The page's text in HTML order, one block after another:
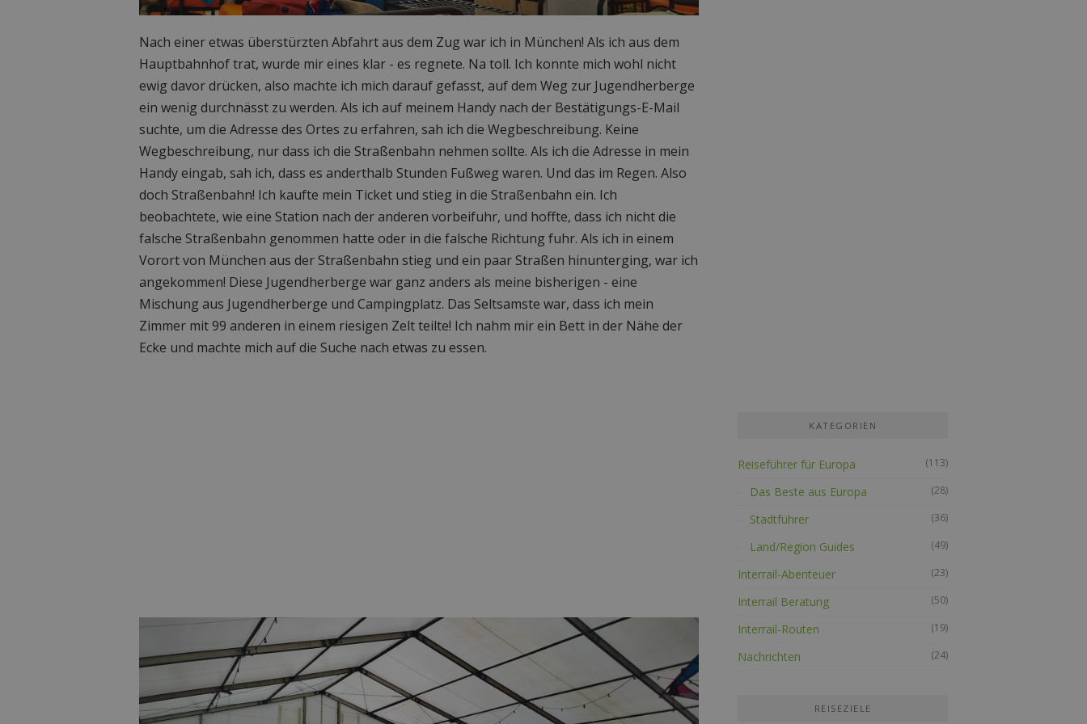
Nach einer etwas überstürzten Abfahrt aus dem Zug war ich in München! Als ich aus dem
Hauptbahnhof trat, wurde mir eines klar - es regnete. Na toll. Ich konnte mich wohl nicht
ewig davor drücken, also machte ich mich darauf gefasst, auf dem Weg zur Jugendherberge
ein wenig durchnässt zu werden. Als ich auf meinem Handy nach der Bestätigungs-E-Mail
suchte, um die Adresse des Ortes zu erfahren, sah ich die Wegbeschreibung. Keine
Wegbeschreibung, nur dass ich die Straßenbahn nehmen sollte. Als ich die Adresse in mein
Handy eingab, sah ich, dass es anderthalb Stunden Fußweg waren. Und das im Regen. Also
doch Straßenbahn! Ich kaufte mein Ticket und stieg in die Straßenbahn ein. Ich
beobachtete, wie eine Station nach der anderen vorbeifuhr, und hoffte, dass ich nicht die
falsche Straßenbahn genommen hatte oder in die falsche Richtung fuhr. Als ich in einem
Vorort von München aus der Straßenbahn stieg und ein paar Straßen hinunterging, war ich
angekommen! Diese Jugendherberge war ganz anders als meine bisherigen - eine
Mischung aus Jugendherberge und Campingplatz. Das Seltsamste war, dass ich mein
Zimmer mit 99 anderen in einem riesigen Zelt teilte! Ich nahm mir ein Bett in der Nähe der
Ecke und machte mich auf die Suche nach etwas zu essen.
KATEGORIEN
Reiseführer für Europa (113)
Das Beste aus Europa (28)
Stadtführer (36)
Land/Region Guides (49)
Interrail-Abenteuer (23)
Interrail Beratung (50)
Interrail-Routen (19)
Nachrichten (24)
REISEZIELE